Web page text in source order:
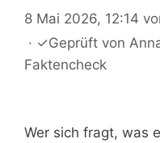
8 Mai 2026, 12:14
· ✓Geprüft von
Faktencheck
Wer sich fragt, was